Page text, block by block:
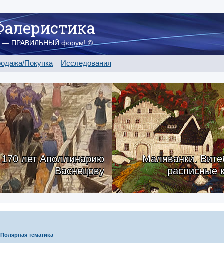
— ПРАВИЛЬНЫЙ форум! ©
Покупка Исследования
170 лет Аполлинарию
Васнецову
Маляванки.
расписные
Полярная тематика